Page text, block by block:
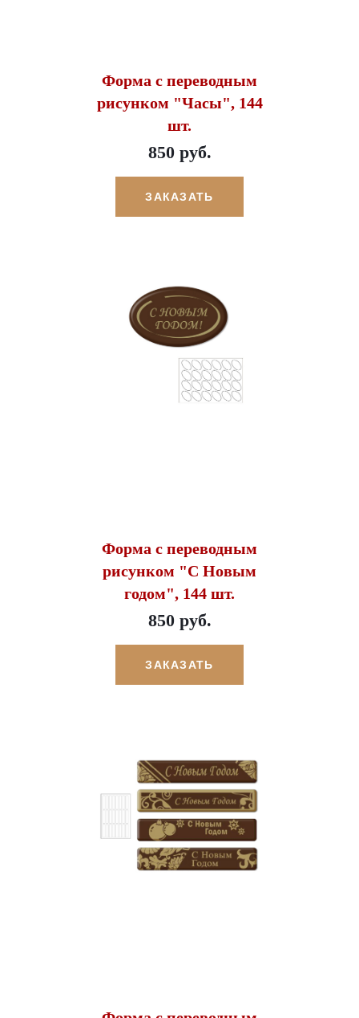
Форма с переводным
рисунком "Часы", 144
шт.
850 руб.
ЗАКАЗАТЬ
Форма с переводным
рисунком "С Новым
годом", 144 шт.
850 руб.
ЗАКАЗАТЬ